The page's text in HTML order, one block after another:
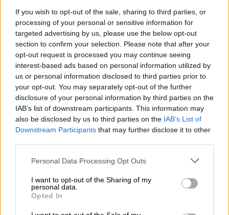
If you wish to opt-out of the sale, sharing to third parties, or
processing of your personal or sensitive information for
targeted advertising by us, please use the below opt-out
section to confirm your selection. Please note that after your
opt-out request is processed you may continue seeing
interest-based ads based on personal information utilized by
us or personal information disclosed to third parties prior to
your opt-out. You may separately opt-out of the further
disclosure of your personal information by third parties on the
IAB’s list of downstream participants. This information may
also be disclosed by us to third parties on the IAB’s List of
Downstream Participants that may further disclose it to other
Please note that this website/app uses one or more Google
not limited to your visit or usage behaviour. You may click to
grant or deny consent to Google and its third-party tags to
use your data for below specified purposes in below Google
consent section.
Personal Data Processing Opt Outs
I want to opt-out of the Sharing of my
personal data.
Opted In
αντικείμεναβρέθηκαν πεταμέναπίσω από
ένα εστιατόριο στο Ντάλτον της Τζόρτζια -
περίπου644 χιλιόμετρα μακριά- λίγες
ημέρες μετά τη δολοφονία. Το αυτοκίνητο
του θύματοςεντοπίστηκε αργότερα στο
Ρέντινγκτον Μπιτς της Φλόριντα, σύμφωνα
με τον εισαγγελέα.